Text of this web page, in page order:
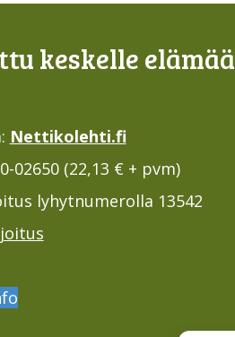
keskelle
Nettikolehti.fi
02650 (22,13 € + pvm)
lyhytnumerolla 13542